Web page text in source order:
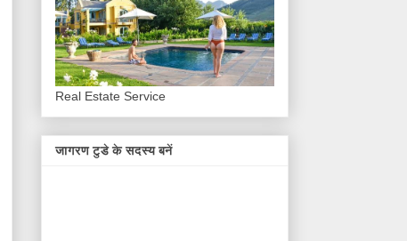
Real Estate Service
जागरण टुडे के सदस्य बनें